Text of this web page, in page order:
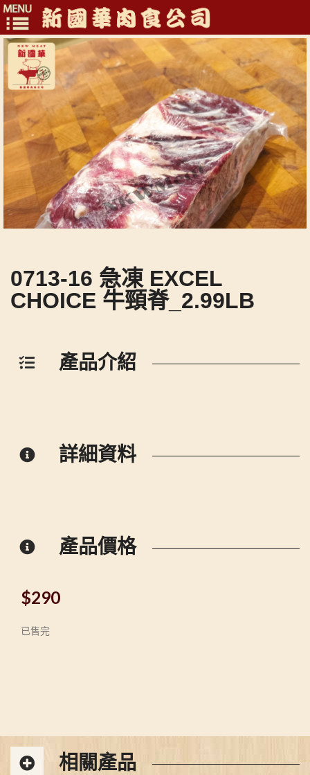
Toggle
navigation
0713-16 急凍 EXCEL
CHOICE 牛頸脊_2.99LB
產品介紹
詳細資料
產品價格
$290
已售完
相關產品